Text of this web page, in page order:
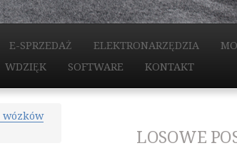
E-SPRZEDAŻ ELEKTRONARZĘDZIA
WDZIĘK SOFTWARE KONTAKT
wózków
LOSOWE